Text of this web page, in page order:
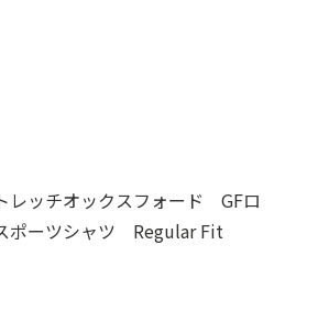
ッチオックスフォード GFロ
ーツシャツ Regular Fit